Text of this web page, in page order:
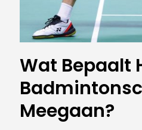
Wat Bepaalt
Meegaan?